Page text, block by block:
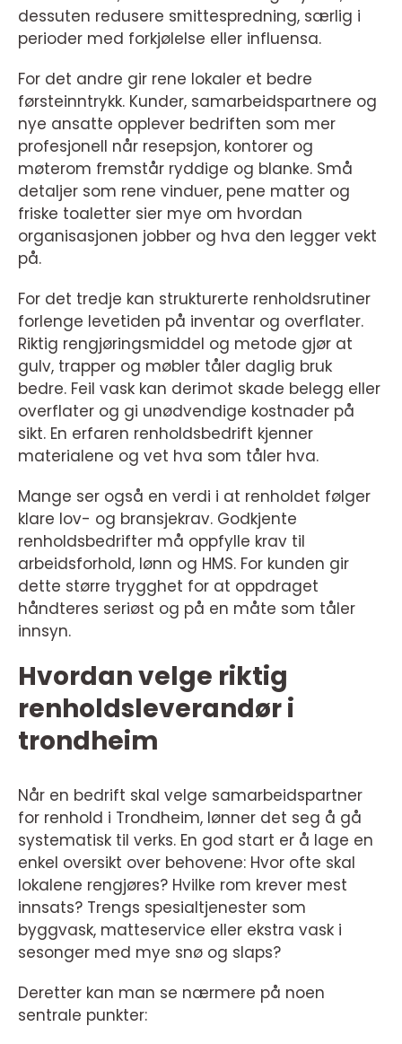
dessuten redusere smittespredning, særlig i
perioder med forkjølelse eller influensa.
For det andre gir rene lokaler et bedre
førsteinntrykk. Kunder, samarbeidspartnere og
nye ansatte opplever bedriften som mer
profesjonell når resepsjon, kontorer og
møterom fremstår ryddige og blanke. Små
detaljer som rene vinduer, pene matter og
friske toaletter sier mye om hvordan
organisasjonen jobber og hva den legger vekt
på.
For det tredje kan strukturerte renholdsrutiner
forlenge levetiden på inventar og overflater.
Riktig rengjøringsmiddel og metode gjør at
gulv, trapper og møbler tåler daglig bruk
bedre. Feil vask kan derimot skade belegg eller
overflater og gi unødvendige kostnader på
sikt. En erfaren renholdsbedrift kjenner
materialene og vet hva som tåler hva.
Mange ser også en verdi i at renholdet følger
klare lov- og bransjekrav. Godkjente
renholdsbedrifter må oppfylle krav til
arbeidsforhold, lønn og HMS. For kunden gir
dette større trygghet for at oppdraget
håndteres seriøst og på en måte som tåler
innsyn.
Hvordan velge riktig
renholdsleverandør i
trondheim
Når en bedrift skal velge samarbeidspartner
for renhold i Trondheim, lønner det seg å gå
systematisk til verks. En god start er å lage en
enkel oversikt over behovene: Hvor ofte skal
lokalene rengjøres? Hvilke rom krever mest
innsats? Trengs spesialtjenester som
byggvask, matteservice eller ekstra vask i
sesonger med mye snø og slaps?
Deretter kan man se nærmere på noen
sentrale punkter: